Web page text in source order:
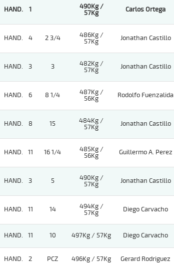
HAND. 1
490Kg /
57Kg
Carlos Ortega
HAND. 4 2 3/4
486Kg /
57Kg
Jonathan Castillo
HAND. 3 3
482Kg /
57Kg
Jonathan Castillo
HAND. 6 8 1/4
487Kg /
56Kg
Rodolfo Fuenzalida
HAND. 8 15
484Kg /
57Kg
Jonathan Castillo
HAND. 11 16 1/4
485Kg /
56Kg
Guillermo A. Perez
HAND. 3 5
490Kg /
57Kg
Jonathan Castillo
HAND. 11 14
494Kg /
57Kg
Diego Carvacho
HAND. 11 10 497Kg / 57Kg Diego Carvacho
HAND. 2 PCZ 496Kg / 57Kg Gerard Rodriguez